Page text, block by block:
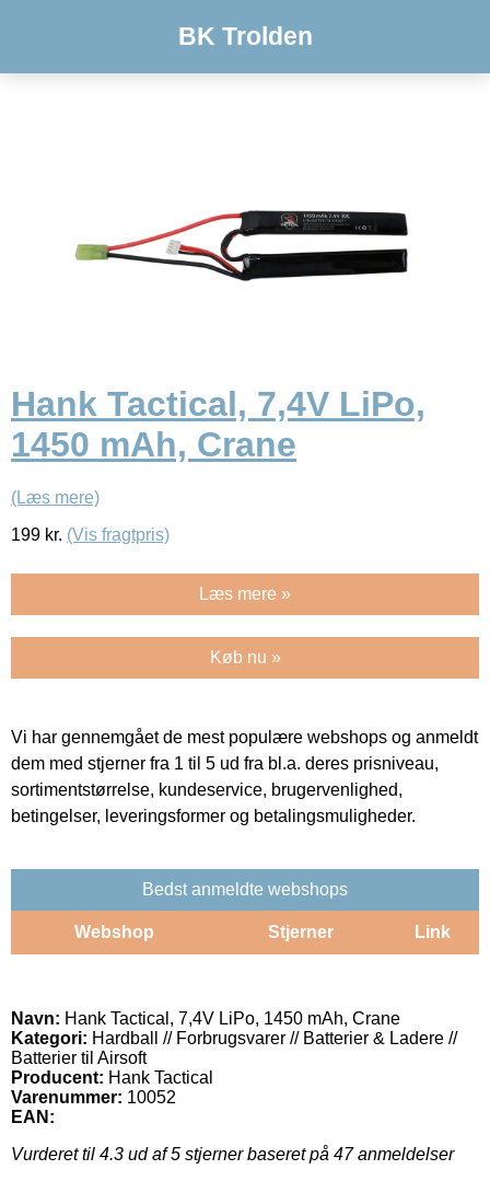
BK Trolden
Hank Tactical, 7,4V LiPo,
1450 mAh, Crane
(Læs mere)
199 kr. (Vis fragtpris)
Læs mere »
Køb nu »
Vi har gennemgået de mest populære webshops og anmeldt
dem med stjerner fra 1 til 5 ud fra bl.a. deres prisniveau,
sortimentstørrelse, kundeservice, brugervenlighed,
betingelser, leveringsformer og betalingsmuligheder.
Bedst anmeldte webshops
Webshop Stjerner Link
Navn: Hank Tactical, 7,4V LiPo, 1450 mAh, Crane
Kategori: Hardball // Forbrugsvarer // Batterier & Ladere //
Batterier til Airsoft
Producent: Hank Tactical
Varenummer: 10052
EAN:
Vurderet til 4.3 ud af 5 stjerner baseret på 47anmeldelser